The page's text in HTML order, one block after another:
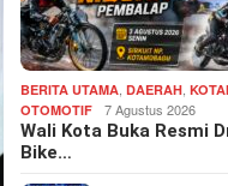
BERITA UTAMA ,DAERAH ,
OTOMOTIF 7 Agustus 2026
Wali Kota Buka Resmi
Bike…